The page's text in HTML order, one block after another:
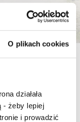
O plikach cookies
działała
- żeby lepiej
i prowadzić